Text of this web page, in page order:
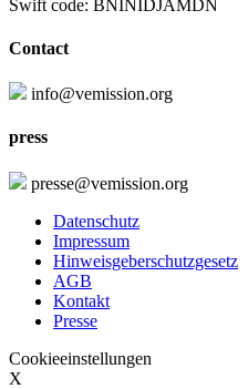
Swift code: BNINIDJAMDN
Contact
info@vemission.org
press
presse@vemission.org
Datenschutz
Impressum
Hinweisgeberschutzgesetz
AGB
Kontakt
Presse
Cookieeinstellungen
X